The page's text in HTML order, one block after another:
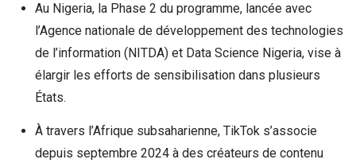
Au Nigeria, la Phase 2 du programme, lancée avec
l’Agence nationale de développement des technologies
de l’information (NITDA) et Data Science Nigeria, vise à
élargir les efforts de sensibilisation dans plusieurs
États.
À travers l’Afrique subsaharienne, TikTok s’associe
depuis septembre 2024 à des créateurs de contenu